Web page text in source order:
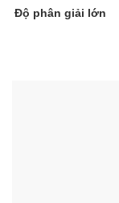
Độ phân giải lớn